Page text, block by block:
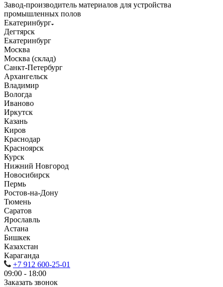
Завод-производитель материалов для устройства
промышленных полов
Екатеринбург
Дегтярск
Екатеринбург
Москва
Москва (склад)
Санкт-Петербург
Архангельск
Владимир
Вологда
Иваново
Иркутск
Казань
Киров
Краснодар
Красноярск
Курск
Нижний Новгород
Новосибирск
Пермь
Ростов-на-Дону
Тюмень
Саратов
Ярославль
Астана
Бишкек
Казахстан
Караганда
+7 912 600-25-01
09:00 - 18:00
Заказать звонок